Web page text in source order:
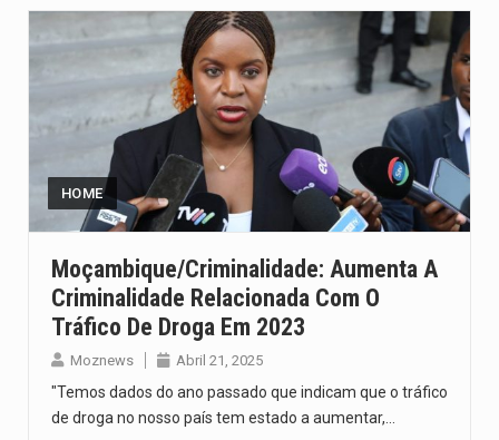
HOME
Moçambique/Criminalidade: Aumenta A
Criminalidade Relacionada Com O
Tráfico De Droga Em 2023
Moznews Abril 21, 2025
"Temos dados do ano passado que indicam que o tráfico
de droga no nosso país tem estado a aumentar,…